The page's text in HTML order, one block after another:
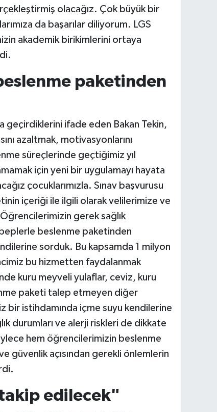
olacağız. Çok büyük bir
da başarılar diliyorum. LGS
akademik birikimlerini ortaya
paketinden
geçirdiklerini ifade eden Bakan Tekin,
azaltmak, motivasyonlarını
süreçlerinde geçtiğimiz yıl
için yeni bir uygulamayı hayata
çocuklarımızla. Sınav başvurusu
içeriği ile ilgili olarak velilerimize ve
gerek sağlık
beslenme paketinden
sorduk. Bu kapsamda 1 milyon
bu hizmetten faydalanmak
kuru meyveli yulaflar, ceviz, kuru
paketi talep etmeyen diğer
istihdamında içme suyu kendilerine
durumları ve alerji riskleri de dikkate
hem öğrencilerimizin beslenme
güvenlik açısından gerekli önlemlerin
takip edilecek"